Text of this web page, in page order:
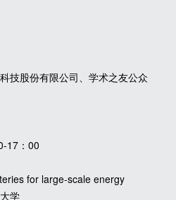
技股份有限公司、学术之友公众
17：00
for large-scale energy
学